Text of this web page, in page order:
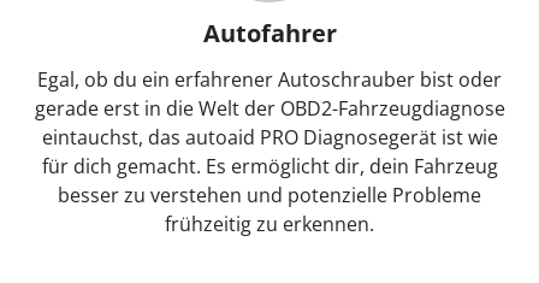
Autofahrer
Egal, ob du ein erfahrener Autoschrauber bist oder
gerade erst in die Welt der OBD2-Fahrzeugdiagnose
eintauchst, das autoaid PRO Diagnosegerät ist wie
für dich gemacht. Es ermöglicht dir, dein Fahrzeug
besser zu verstehen und potenzielle Probleme
frühzeitig zu erkennen.